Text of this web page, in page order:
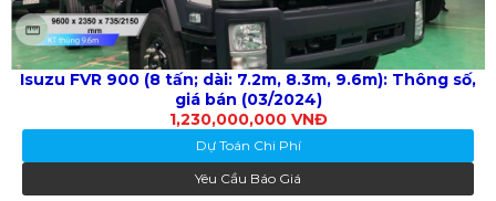
Isuzu FVR 900 (8 tấn; dài: 7.2m, 8.3m, 9.6m): Thông số,
giá bán (03/2024)
1,230,000,000 VNĐ
Dự Toán Chi Phí
Yêu Cầu Báo Giá